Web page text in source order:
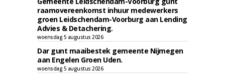
raamovereenkomst inhuur medewerkers
groen Leidschendam-Voorburg aan Lending
Advies & Detachering.
woensdag 5 augustus 2026
Dar gunt maaibestek gemeente Nijmegen
aan Engelen Groen Uden.
woensdag 5 augustus 2026